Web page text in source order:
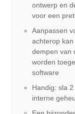
ontwerp en
voor een
Aanpassen
achterop
dempen van
worden
software
Handig: sla
interne